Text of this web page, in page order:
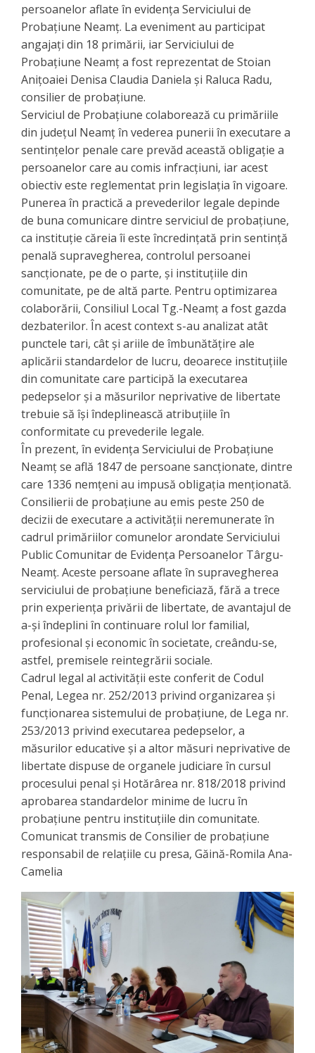
persoanelor aflate în evidența Serviciului de
Probațiune Neamț. La eveniment au participat
angajați din 18 primării, iar Serviciului de
Probațiune Neamț a fost reprezentat de Stoian
Anițoaiei Denisa Claudia Daniela și Raluca Radu,
consilier de probațiune.
Serviciul de Probațiune colaborează cu primăriile
din județul Neamț în vederea punerii în executare a
sentințelor penale care prevăd această obligație a
persoanelor care au comis infracțiuni, iar acest
obiectiv este reglementat prin legislația în vigoare.
Punerea în practică a prevederilor legale depinde
de buna comunicare dintre serviciul de probațiune,
ca instituție căreia îi este încredințată prin sentință
penală supravegherea, controlul persoanei
sancționate, pe de o parte, și instituțiile din
comunitate, pe de altă parte. Pentru optimizarea
colaborării, Consiliul Local Tg.-Neamț a fost gazda
dezbaterilor. În acest context s-au analizat atât
punctele tari, cât și ariile de îmbunătățire ale
aplicării standardelor de lucru, deoarece instituțiile
din comunitate care participă la executarea
pedepselor şi a măsurilor neprivative de libertate
trebuie să îşi îndeplinească atribuţiile în
conformitate cu prevederile legale.
În prezent, în evidența Serviciului de Probațiune
Neamț se află 1847 de persoane sancționate, dintre
care 1336 nemțeni au impusă obligația menționată.
Consilierii de probațiune au emis peste 250 de
decizii de executare a activității neremunerate în
cadrul primăriilor comunelor arondate Serviciului
Public Comunitar de Evidența Persoanelor Târgu-
Neamț. Aceste persoane aflate în supravegherea
serviciului de probațiune beneficiază, fără a trece
prin experiența privării de libertate, de avantajul de
a-şi îndeplini în continuare rolul lor familial,
profesional și economic în societate, creându-se,
astfel, premisele reintegrării sociale.
Cadrul legal al activității este conferit de Codul
Penal, Legea nr. 252/2013 privind organizarea şi
funcţionarea sistemului de probaţiune, de Lega nr.
253/2013 privind executarea pedepselor, a
măsurilor educative și a altor măsuri neprivative de
libertate dispuse de organele judiciare în cursul
procesului penal și Hotărârea nr. 818/2018 privind
aprobarea standardelor minime de lucru în
probaţiune pentru instituţiile din comunitate.
Comunicat transmis de Consilier de probațiune
responsabil de relațiile cu presa, Găină-Romila Ana-
Camelia